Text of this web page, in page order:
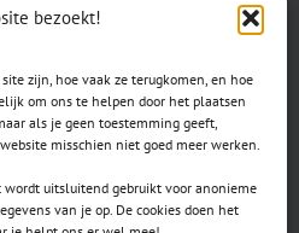
bezoekt!
zijn, hoe vaak ze terugkomen, en hoe
om ons te helpen door het plaatsen
als je geen toestemming geeft,
misschien niet goed meer werken.
uitsluitend gebruikt voor anonieme
van je op. De cookies doen het